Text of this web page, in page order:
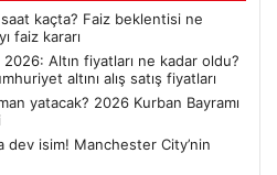
kaçta? Faiz beklentisi ne
faiz kararı
2026: Altın fiyatları ne kadar oldu?
altını alış satış fiyatları
yatacak? 2026 Kurban Bayramı
dev isim! Manchester City’nin